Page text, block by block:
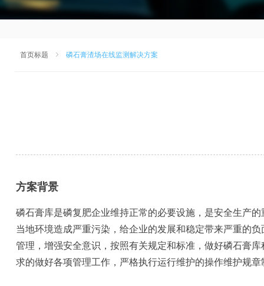
首页标题 ꁇ 磷石膏渣场在线监测解决方案
方案背景
磷石膏库是磷复肥企业维持正常的必要设施，是安全生产
当地环境造成严重污染，给企业的发展和稳定带来严重的
管理，增强安全意识，按照有关规定和标准，做好磷石膏
求的做好各项管理工作，严格执行运行维护的操作维护规